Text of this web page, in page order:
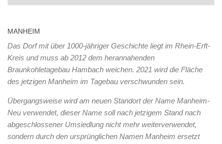
MANHEIM
Das Dorf mit über 1000-jähriger Geschichte liegt im Rhein-Erft-
Kreis und muss ab 2012 dem herannahenden
Braunkohletagebau Hambach weichen. 2021 wird die Fläche
des jetzigen Manheim im Tagebau verschwunden sein.
Übergangsweise wird am neuen Standort der Name Manheim-
Neu verwendet, dieser Name soll nach jetzigem Stand nach
abgeschlossener Umsiedlung nicht mehr weiterverwendet,
sondern durch den ursprünglichen Namen Manheim ersetzt